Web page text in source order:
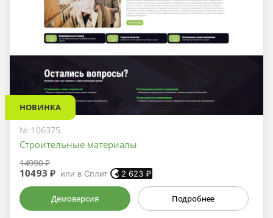
НОВИНКА
№ 106375
Строительные материалы
14990 ₽
10493 ₽ или в Сплит 2 623 ₽
Демоверсия Подробнее